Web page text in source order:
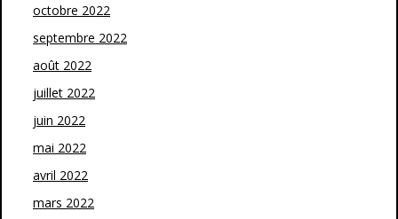
octobre 2022
septembre 2022
août 2022
juillet 2022
juin 2022
mai 2022
avril 2022
mars 2022